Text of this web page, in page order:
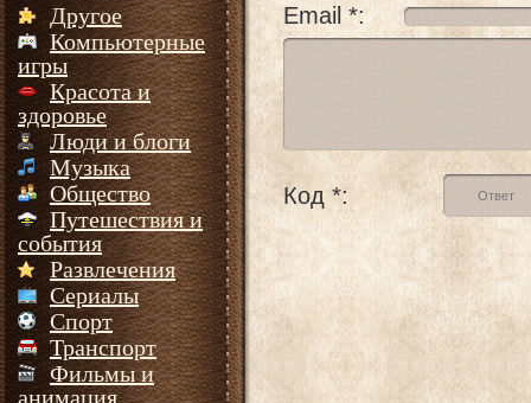
Другое
Компьютерные
игры
Красота и
здоровье
Люди и блоги
Музыка
Общество
Путешествия и
события
Развлечения
Сериалы
Спорт
Транспорт
Фильмы и
анимация
Email *:
Код *: